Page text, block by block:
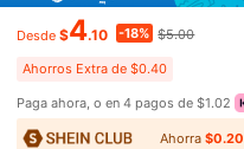
Desde $4.10 -18% $5.00
Ahorros Extra de $0.40
Paga ahora, o en 4 pagos de $1.02
Ahorra$0.20